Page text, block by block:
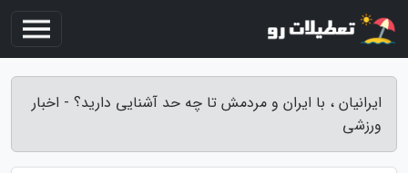
ایرانیان ، با ایران و مردمش تا چه حد آشنایی دارید؟ - اخبار
ورزشی